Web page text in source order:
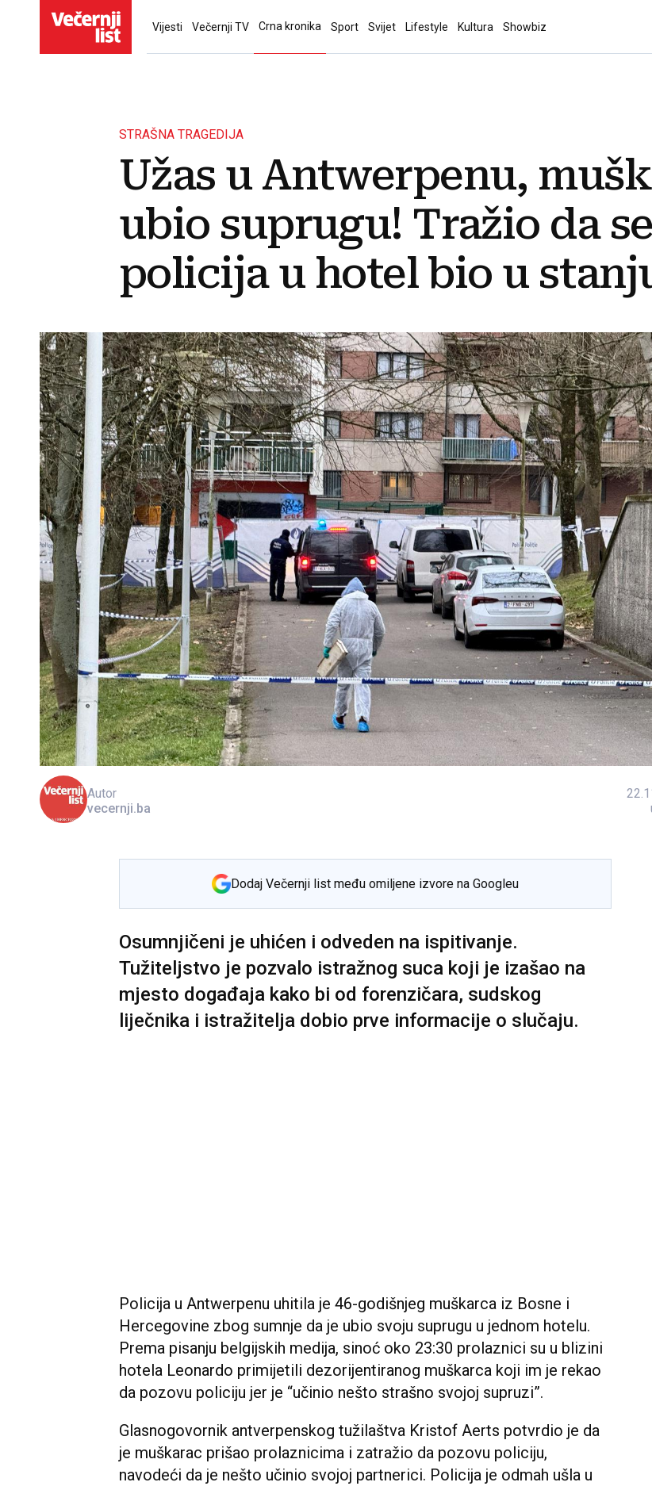
Vijesti Večernji TV Crna kronika Sport Svijet Lifestyle Kultura Showbiz
STRAŠNA TRAGEDIJA
Užas u Antwerpenu,
ubio suprugu! Tražio da
policija u hotel bio u
Autor
vecernji.ba
Dodaj Večernji list među omiljene izvore na Googleu
Osumnjičeni je uhićen i odveden na ispitivanje.
Tužiteljstvo je pozvalo istražnog suca koji je izašao na
mjesto događaja kako bi od forenzičara, sudskog
liječnika i istražitelja dobio prve informacije o slučaju.
Policija u Antwerpenu uhitila je 46-godišnjeg muškarca iz Bosne i
Hercegovine zbog sumnje da je ubio svoju suprugu u jednom hotelu.
Prema pisanju belgijskih medija, sinoć oko 23:30 prolaznici su u blizini
hotela Leonardo primijetili dezorijentiranog muškarca koji im je rekao
da pozovu policiju jer je “učinio nešto strašno svojoj supruzi”.
Glasnogovornik antverpenskog tužilaštva Kristof Aerts potvrdio je da
je muškarac prišao prolaznicima i zatražio da pozovu policiju,
navodeći da je nešto učinio svojoj partnerici. Policija je odmah ušla u